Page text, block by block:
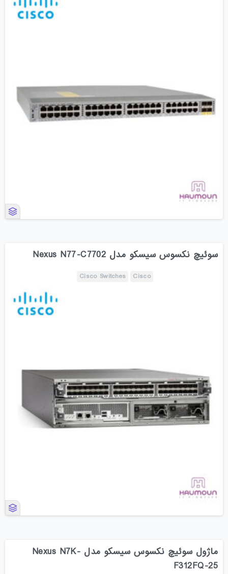
سوئیچ نکسوس سیسکو مدل Nexus N77-C7702
Cisco
Cisco Switches
ماژول سوئیچ نکسوس سیسکو مدل Nexus N7K-
F312FQ-25